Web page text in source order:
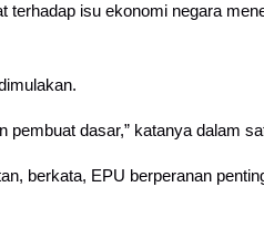
isu ekonomi negara
dasar,” katanya dalam
berkata, EPU berperanan